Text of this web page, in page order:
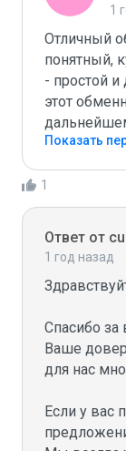
1
Отличный
понятный,
- простой
этот
Показать
1
Ответ от
1 год назад
Спасибо
Ваше
для нас
Если у вас